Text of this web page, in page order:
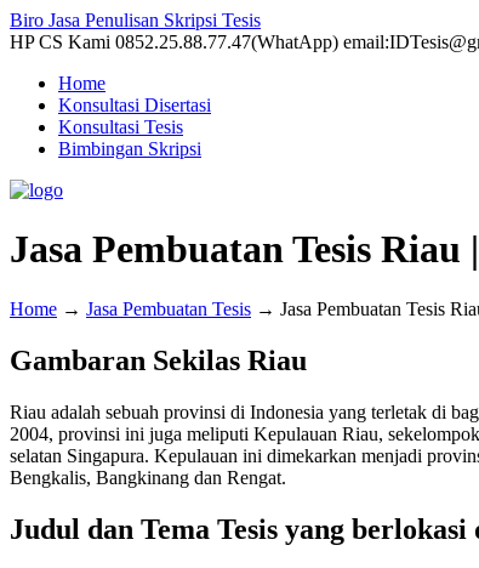
Biro Jasa Penulisan Skripsi Tesis
HP CS Kami 0852.25.88.77.47(WhatApp)
Home
Konsultasi Disertasi
Konsultasi Tesis
Bimbingan Skripsi
Jasa Pembuatan Tesis Riau
Home → Jasa Pembuatan Tesis → Jasa Pembuatan Tesis
Gambaran Sekilas Riau
Riau adalah sebuah provinsi di Indonesia yang terletak di
2004, provinsi ini juga meliputi Kepulauan Riau,
selatan Singapura. Kepulauan ini dimekarkan menjadi
Bengkalis, Bangkinang dan Rengat.
Judul dan Tema Tesis yang berlokasi